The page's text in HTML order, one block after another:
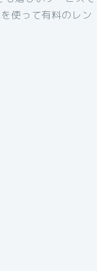
使って有料のレン